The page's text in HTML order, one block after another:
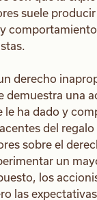
suele
derecho
demuestra una
le ha dado y
del
sobre el
un
los
las